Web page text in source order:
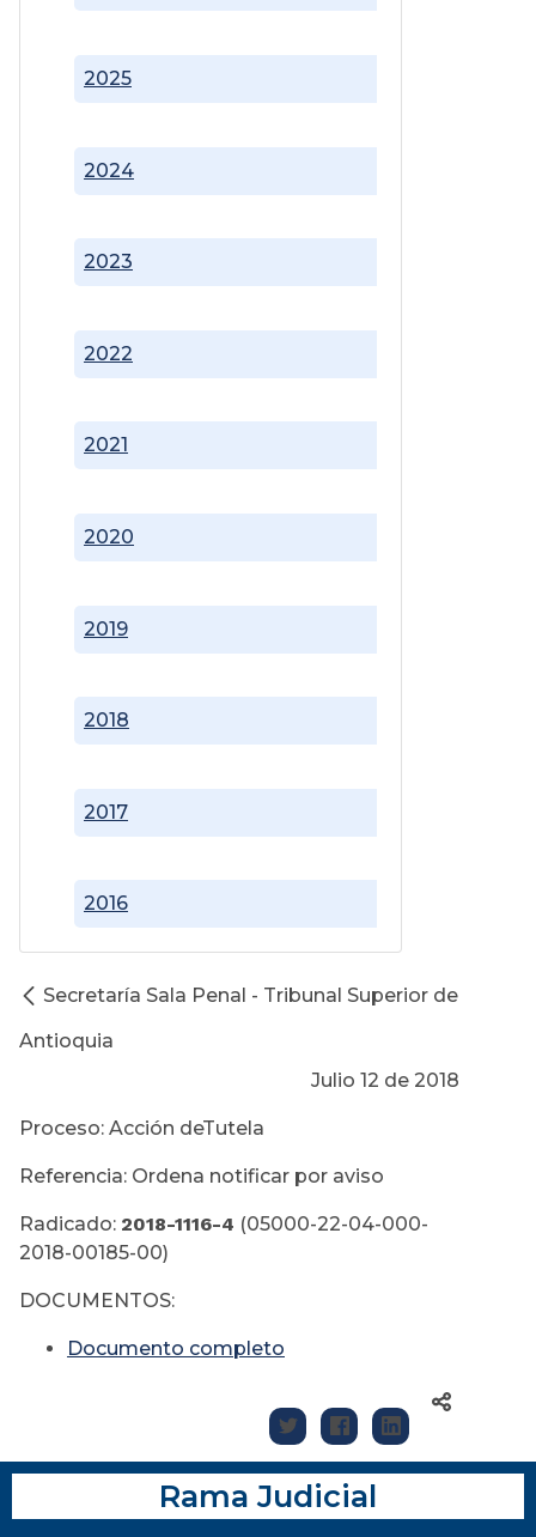
2016
2017
2018
2019
2020
2021
2022
2023
2024
2025
Secretaría Sala Penal - Tribunal Superior de
Antioquia
Julio 12 de 2018
Proceso: Acción deTutela
Referencia: Ordena notificar por aviso
Radicado: 2018-1116-4 (05000-22-04-000-
2018-00185-00)
DOCUMENTOS:
Documento completo
Rama Judicial